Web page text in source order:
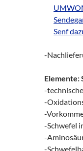
Senf
-
Elemente:
-
-
-
-Schwefel
-
-